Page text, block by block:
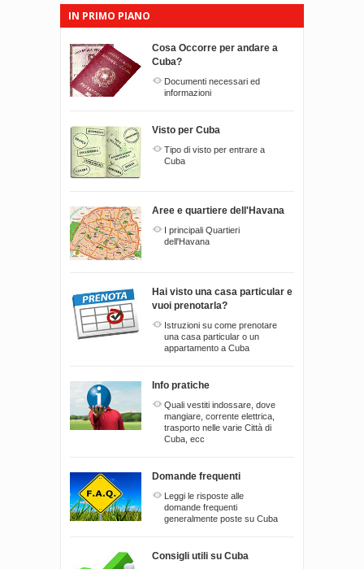
IN PRIMO PIANO
Cosa Occorre per andare a
Cuba?
Documenti necessari ed
informazioni
Visto per Cuba
Tipo di visto per entrare a
Cuba
Aree e quartiere dell'Havana
I principali Quartieri
dell'Havana
Hai visto una casa particular e
vuoi prenotarla?
Istruzioni su come prenotare
una casa particular o un
appartamento a Cuba
Info pratiche
Quali vestiti indossare, dove
mangiare, corrente elettrica,
trasporto nelle varie Città di
Cuba, ecc
Domande frequenti
Leggi le risposte alle
domande frequenti
generalmente poste su Cuba
Consigli utili su Cuba